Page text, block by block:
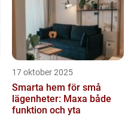
17 oktober 2025
Smarta hem för små
lägenheter: Maxa både
funktion och yta